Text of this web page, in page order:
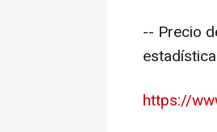
-- Precio
https://